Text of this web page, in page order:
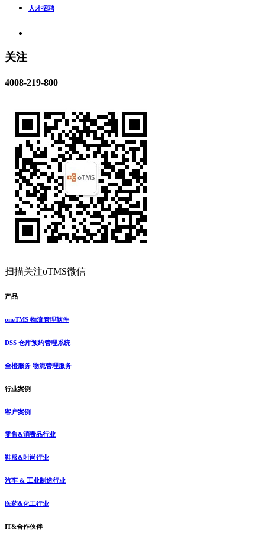
人才招聘
关注
4008-219-800
扫描关注oTMS微信
产品
oneTMS 物流管理软件
DSS 仓库预约管理系统
全橙服务 物流管理服务
行业案例
客户案例
零售&消费品行业
鞋服&时尚行业
汽车 & 工业制造行业
医药&化工行业
IT&合作伙伴